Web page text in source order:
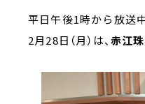
平日午後1時から放送
2月28日（月）は、 赤江